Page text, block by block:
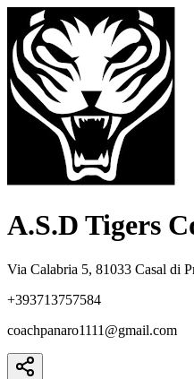
A.S.D Tigers
Via Calabria 5, 81033 Casal di
+393713757584
coachpanaro1111@gmail.com